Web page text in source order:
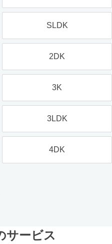
SLDK
2DK
3K
3LDK
4DK
サービス